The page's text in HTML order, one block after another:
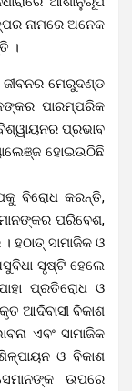
ନାମରେ ଅନେକ
।
ଜୀବନର ମେରୁଦଣ୍ଡ
ପାରମ୍ପରିକ
ପ୍ରଭାବ
ହୋଇଉଠିଛି
ବିରୋଧ କରନ୍ତି,
ପରିବେଶ,
ହଠାତ୍ ସାମାଜିକ ଓ
ସୃଷ୍ଟି ହେଲେ
ପ୍ରତିରୋଧ ଓ
ଆଦିବାସୀ ବିକାଶ
ଏବଂ ସାମାଜିକ
ଓ ବିକାଶ
ଉପରେ